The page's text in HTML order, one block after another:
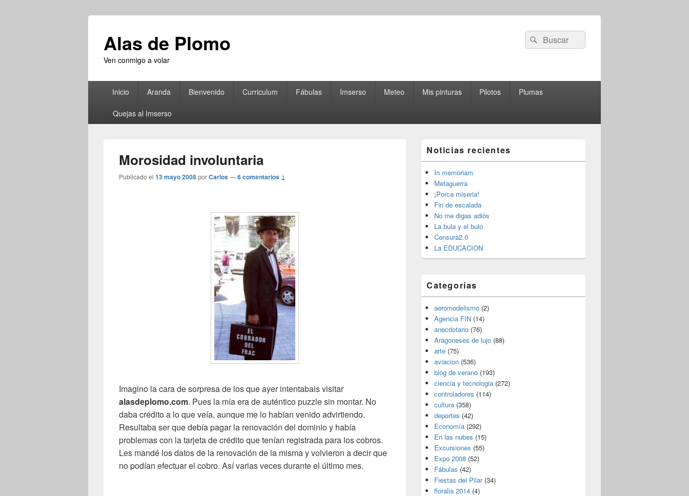
Alas de Plomo
Ven conmigo a volar
Buscar
por:
Buscar
principalInicio Aranda Bienvenido Curriculum Fábulas Imserso Meteo Mis pinturas Pilotos Plumas
Quejas al Imserso
Morosidad involuntaria
Publicado el 13 mayo 2008porCarlos—6 comentarios ↓
Imagino la cara de sorpresa de los que ayer intentabais visitar
alasdeplomo.com. Pues la mía era de auténtico puzzle sin montar. No
daba crédito a lo que veía, aunque me lo habían venido advirtiendo.
Resultaba ser que debía pagar la renovación del dominio y había
problemas con la tarjeta de crédito que tenían registrada para los cobros.
Les mandé los datos de la renovación de la misma y volvieron a decir que
no podían efectuar el cobro. Así varias veces durante el último mes.
área
de
widget
barra
lateral
primaria
Noticias recientes
In memoriam
Metaguerra
¡Porca miseria!
Fin de escalada
No me digas adiós
La bula y el bulo
Censura2.0
La EDUCACION
Categorías
aeromodelismo (2)
Agencia FIN (14)
anecdotario (76)
Aragoneses de lujo (88)
arte (75)
aviacion (536)
blog de verano (193)
ciencia y tecnologia (272)
controladores (114)
cultura (358)
deportes (42)
Economía (292)
En las nubes (15)
Excursiones (55)
Expo 2008 (52)
Fábulas (42)
Fiestas del Pilar(34)
floralia 2014 (4)